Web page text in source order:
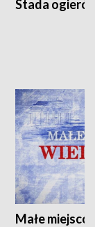
Stada
Małe